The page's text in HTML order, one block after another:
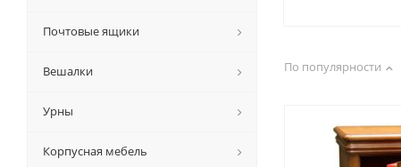
По популярности
Почтовые ящики
Вешалки
Урны
Корпусная мебель